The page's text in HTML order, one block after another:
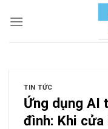
TIN TỨC
Ứng dụng AI
đình: Khi cửa